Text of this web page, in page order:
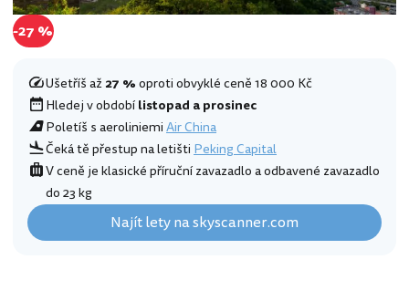
-27 %
Ušetříš až27 %oproti obvyklé ceně 18 000 Kč
Hledej v obdobílistopad a prosinec
Poletíš s aeroliniemiAir China
Čeká tě přestup na letištiPeking Capital
V ceně je klasické příruční zavazadlo a odbavené zavazadlo
do 23 kg
Najít lety na skyscanner.com